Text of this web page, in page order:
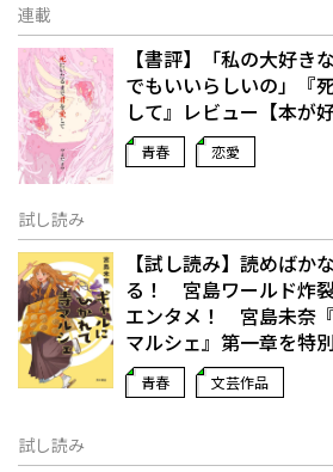
連載
【書評】「私の大好き
でもいいらしいの」――
して』レビュー【本が
青春 恋愛
試し読み
【試し読み】読めばか
る！ 宮島ワールド炸
エンタメ！ 宮島未奈
マルシェ』第一章を特
青春 文芸作品
試し読み